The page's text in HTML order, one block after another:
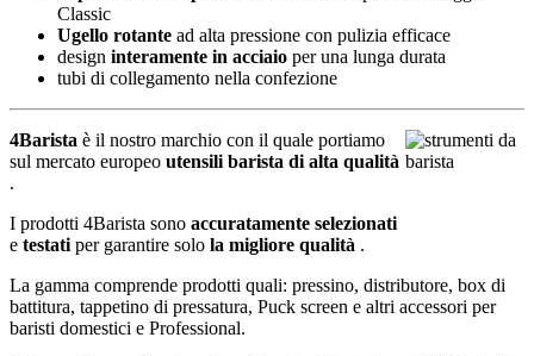
Classic
Ugello rotante ad alta pressione con pulizia efficace
design interamente in acciaio per una lunga durata
tubi di collegamento nella confezione
4Barista è il nostro marchio con il quale portiamo
sul mercato europeo utensili barista di alta qualità
.
I prodotti 4Barista sono accuratamente selezionati
e testati per garantire solo la migliore qualità .
La gamma comprende prodotti quali: pressino, distributore, box di
battitura, tappetino di pressatura, Puck screen e altri accessori per
baristi domestici e Professional.